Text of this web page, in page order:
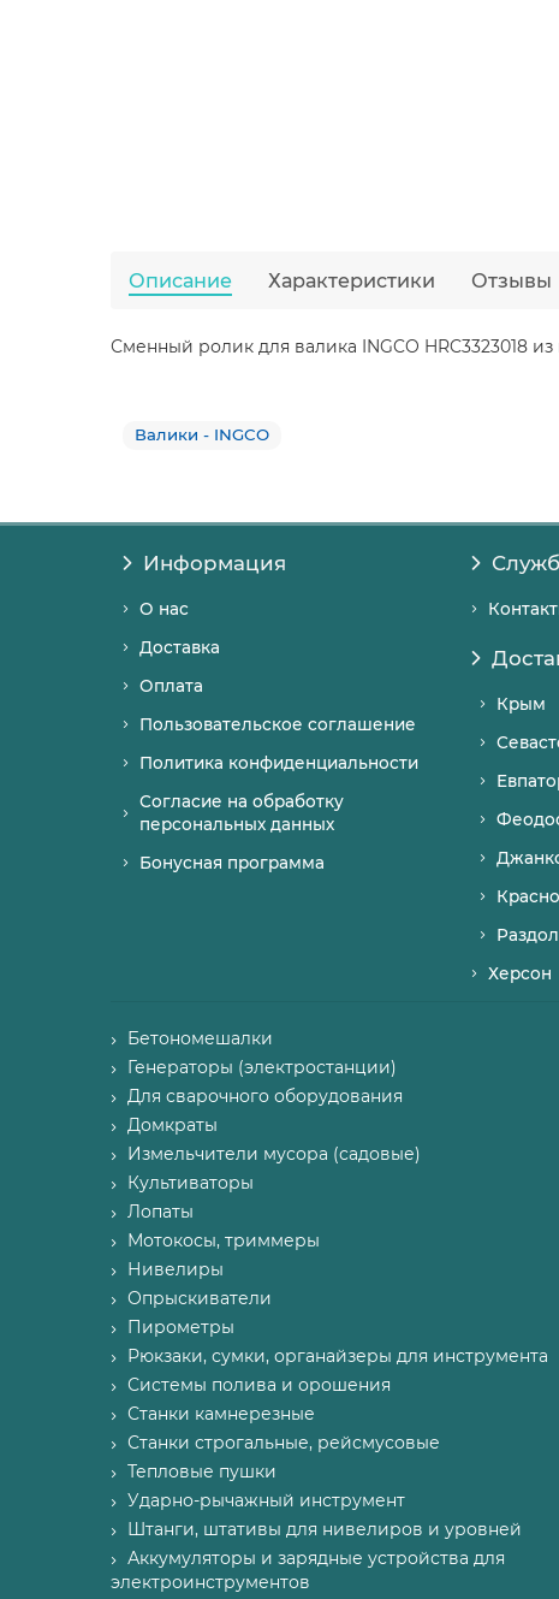
Описание Характеристики Отзывы
Сменный ролик для валика INGCO HRC3323018
Валики - INGCO
Информация
О нас
Доставка
Оплата
Пользовательское соглашение
Политика конфиденциальности
Согласие на обработку
персональных данных
Бонусная программа
Крым
Херсон
Бетономешалки
Генераторы (электростанции)
Для сварочного оборудования
Домкраты
Измельчители мусора (садовые)
Культиваторы
Лопаты
Мотокосы, триммеры
Нивелиры
Опрыскиватели
Пирометры
Рюкзаки, сумки, органайзеры для инструмента
Системы полива и орошения
Станки камнерезные
Станки строгальные, рейсмусовые
Тепловые пушки
Ударно-рычажный инструмент
Штанги, штативы для нивелиров и уровней
Аккумуляторы и зарядные устройства для
электроинструментов